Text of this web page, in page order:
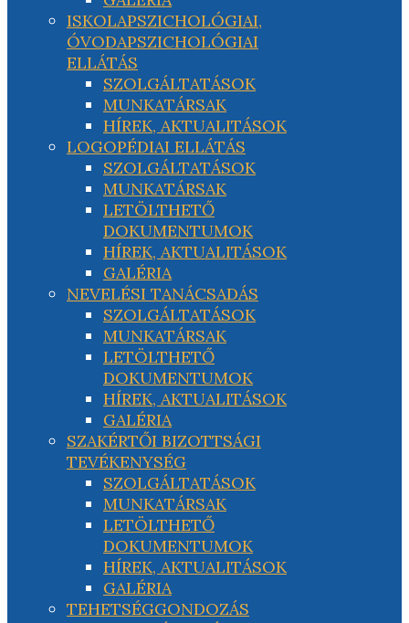
ISKOLAPSZICHOLÓGIAI,
ÓVODAPSZICHOLÓGIAI
ELLÁTÁS
SZOLGÁLTATÁSOK
MUNKATÁRSAK
HÍREK, AKTUALITÁSOK
LOGOPÉDIAI ELLÁTÁS
SZOLGÁLTATÁSOK
MUNKATÁRSAK
LETÖLTHETŐ
DOKUMENTUMOK
HÍREK, AKTUALITÁSOK
GALÉRIA
NEVELÉSI TANÁCSADÁS
SZOLGÁLTATÁSOK
MUNKATÁRSAK
LETÖLTHETŐ
DOKUMENTUMOK
HÍREK, AKTUALITÁSOK
GALÉRIA
SZAKÉRTŐI BIZOTTSÁGI
TEVÉKENYSÉG
SZOLGÁLTATÁSOK
MUNKATÁRSAK
LETÖLTHETŐ
DOKUMENTUMOK
HÍREK, AKTUALITÁSOK
GALÉRIA
TEHETSÉGGONDOZÁS